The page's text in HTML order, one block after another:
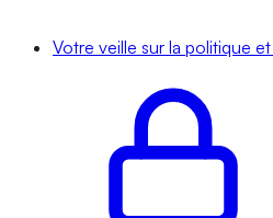
Votre veille sur la politique